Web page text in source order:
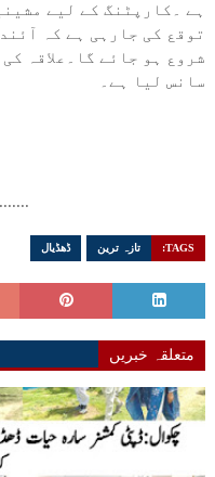
ہے ۔کارپٹنگ کے لیے
توقع کی جارہی ہے کہ
شروع ہو جائے گا۔علاقہ
سانس لیا ہے۔
TAGS: تازہ ترین ڈھڈیال
متعلقہ خبریں